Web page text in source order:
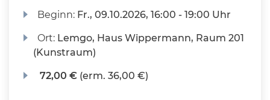
Beginn: Fr., 09.10.2026, 16:00 - 19:00 Uhr
Ort: Lemgo, Haus Wippermann, Raum 201
(Kunstraum)
72,00 € (erm. 36,00 €)